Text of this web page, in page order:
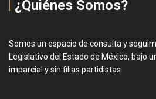
¿Quiénes Somos?
Somos un espacio de consulta y
Legislativo del Estado de México, bajo
imparcial y sin filias partidistas.